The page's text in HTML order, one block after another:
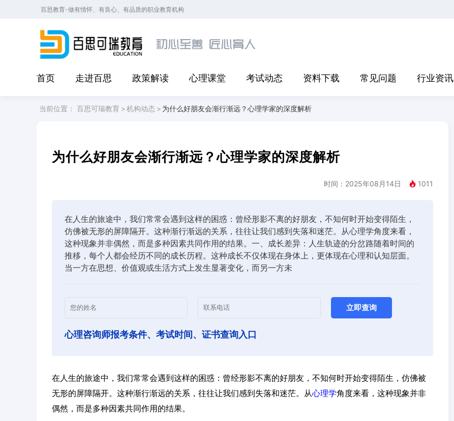
百思教育-做有情怀、有良心、有品质的职业教育机构
首页 走进百思 政策解读 心理课堂 考试动态 资料下载 常见问题 行业资讯
当前位置： 百思可瑞教育 >机构动态 > 为什么好朋友会渐行渐远？心理学家的深度解析
为什么好朋友会渐行渐远？心理学家的深度解析
时间：2025年08月14日 1011
在人生的旅途中，我们常常会遇到这样的困惑：曾经形影不离的好朋友，不知何时开始变得陌生，
仿佛被无形的屏障隔开。这种渐行渐远的关系，往往让我们感到失落和迷茫。从心理学角度来看，
这种现象并非偶然，而是多种因素共同作用的结果。一、成长差异：人生轨迹的分岔路随着时间的
推移，每个人都会经历不同的成长历程。这种成长不仅体现在身体上，更体现在心理和认知层面。
当一方在思想、价值观或生活方式上发生显著变化，而另一方未
立即查询
心理咨询师报考条件、考试时间、证书查询入口
在人生的旅途中，我们常常会遇到这样的困惑：曾经形影不离的好朋友，不知何时开始变得陌生，仿佛被
无形的屏障隔开。这种渐行渐远的关系，往往让我们感到失落和迷茫。从心理学角度来看，这种现象并非
偶然，而是多种因素共同作用的结果。